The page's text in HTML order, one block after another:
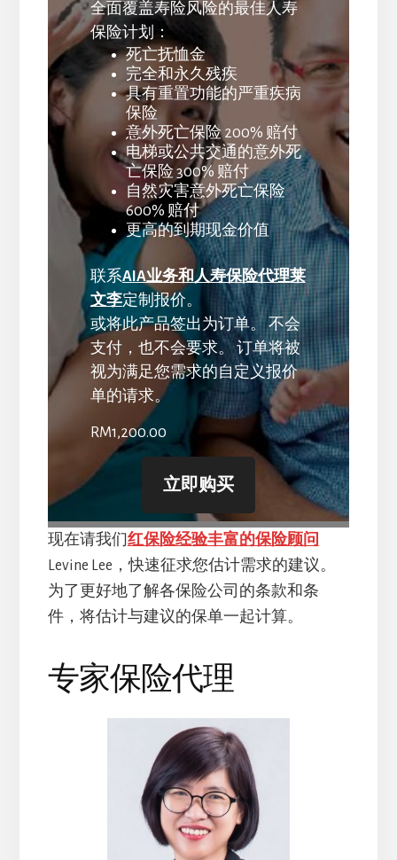
全面覆盖寿险风险的最佳人寿
保险计划：
死亡抚恤金
完全和永久残疾
具有重置功能的严重疾病
保险
意外死亡保险 200% 赔付
电梯或公共交通的意外死
亡保险 300% 赔付
自然灾害意外死亡保险
600% 赔付
更高的到期现金价值
联系AIA业务和人寿保险代理莱
文李定制报价。
或将此产品签出为订单。 不会
支付，也不会要求。 订单将被
视为满足您需求的自定义报价
单的请求。
RM1,200.00
立即购买
现在请我们红保险经验丰富的保险顾问
Levine Lee，快速征求您估计需求的建议。
为了更好地了解各保险公司的条款和条
件，将估计与建议的保单一起计算。
专家保险代理